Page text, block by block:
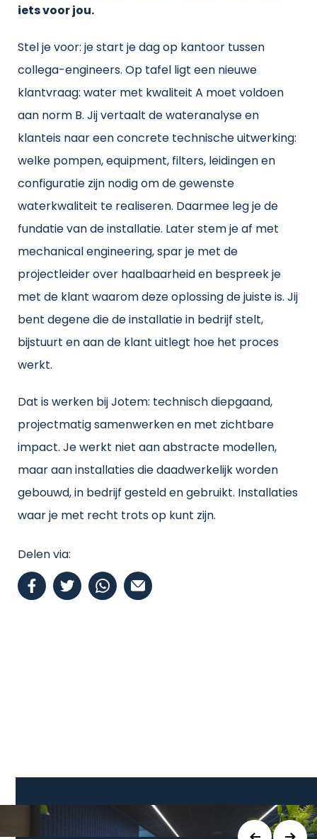
iets voor jou.
Stel je voor: je start je dag op kantoor tussen
collega-engineers. Op tafel ligt een nieuwe
klantvraag: water met kwaliteit A moet voldoen
aan norm B. Jij vertaalt de wateranalyse en
klanteis naar een concrete technische uitwerking:
welke pompen, equipment, filters, leidingen en
configuratie zijn nodig om de gewenste
waterkwaliteit te realiseren. Daarmee leg je de
fundatie van de installatie. Later stem je af met
mechanical engineering, spar je met de
projectleider over haalbaarheid en bespreek je
met de klant waarom deze oplossing de juiste is. Jij
bent degene die de installatie in bedrijf stelt,
bijstuurt en aan de klant uitlegt hoe het proces
werkt.
Dat is werken bij Jotem: technisch diepgaand,
projectmatig samenwerken en met zichtbare
impact. Je werkt niet aan abstracte modellen,
maar aan installaties die daadwerkelijk worden
gebouwd, in bedrijf gesteld en gebruikt. Installaties
waar je met recht trots op kunt zijn.
Delen via: